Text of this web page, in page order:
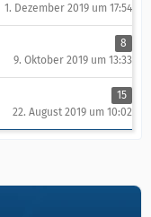
1. Dezember 2019 um 17:54
8
9. Oktober 2019 um 13:33
15
22. August 2019 um 10:02